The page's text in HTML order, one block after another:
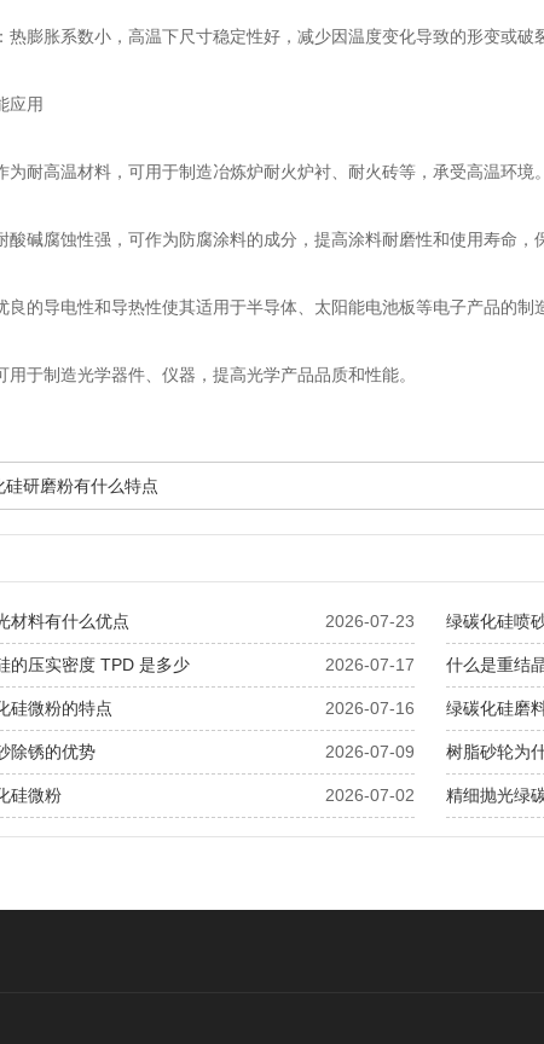
胀系数小，高温下尺寸稳定性好，减少因温度变化导致的形变或破
用
高温材料，可用于制造冶炼炉耐火炉衬、耐火砖等，承受高温环境。
腐蚀性强，可作为防腐涂料的成分，提高涂料耐磨性和使用寿命，
导电性和导热性使其适用于半导体、太阳能电池板等电子产品的制
于制造光学器件、仪器，提高光学产品品质和性能。
硅研磨粉有什么特点
2026-07-23
材料有什么优点 绿碳化硅喷
2026-07-17
的压实密度 TPD 是多少 什么是重结
2026-07-16
硅微粉的特点 绿碳化硅磨
2026-07-09
除锈的优势 树脂砂轮为
2026-07-02
硅微粉 精细抛光绿